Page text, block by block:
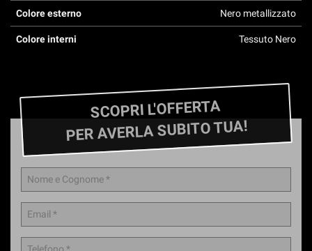
Colore esterno Nero metallizzato
Colore interni Tessuto Nero
SCOPRI L'OFFERTA
PER AVERLA SUBITO TUA!
si
alla
e
modificare
le
tue
qualsiasi
momento.